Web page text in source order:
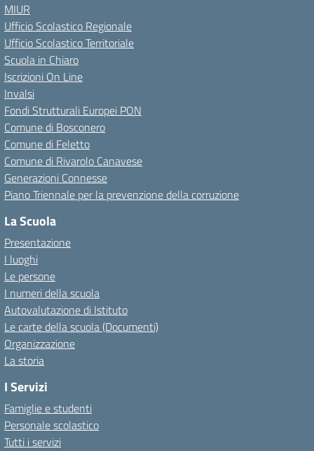
MIUR
Ufficio Scolastico Regionale
Ufficio Scolastico Territoriale
Scuola in Chiaro
Iscrizioni On Line
Invalsi
Fondi Strutturali Europei PON
Comune di Bosconero
Comune di Feletto
Comune di Rivarolo Canavese
Generazioni Connesse
Piano Triennale per la prevenzione della corruzione
La Scuola
Presentazione
I luoghi
Le persone
I numeri della scuola
Autovalutazione di Istituto
Le carte della scuola (Documenti)
Organizzazione
La storia
I Servizi
Famiglie e studenti
Personale scolastico
Tutti i servizi